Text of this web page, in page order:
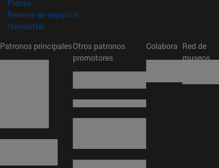
Prensa
Reserva de espacios(abre en nueva ventana)
Newsletter(abre en nueva ventana)
Patronos principalesOtros patronos
promotores
Colabora Red de
museos